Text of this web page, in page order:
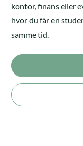
kontor, finans eller
hvor du får en
samme tid.